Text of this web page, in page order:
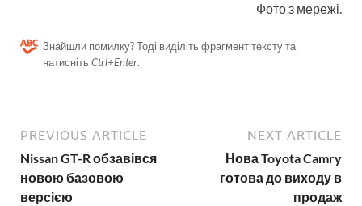
Фото з мережі.
Знайшли помилку? Тоді виділіть фрагмент тексту та
натисніть Ctrl+Enter.
PREVIOUS ARTICLE
Nissan GT-R обзавівся
новою базовою
версією
NEXT ARTICLE
Нова Toyota Camry
готова до виходу в
продаж